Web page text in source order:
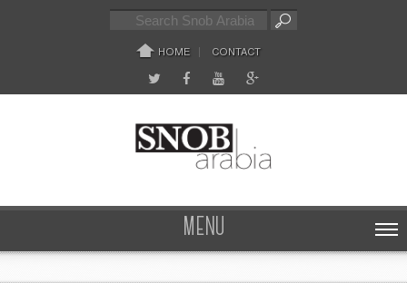
HOME CONTACT
MENU